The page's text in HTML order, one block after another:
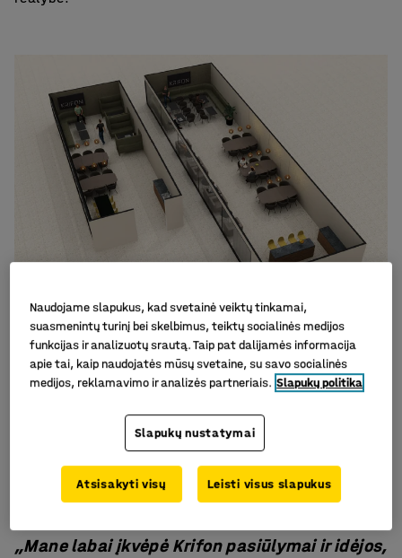
Po sėkmingo įžanginio susitikimo projekto konsultantė
Anniken Sørli parengė 3D baldų pasiūlymą, kad Krifon
darbuotojai galėtų susidaryti vaizdą, kaip gali atrodyti
„Mane labai įkvėpė Krifon pasiūlymai ir idėjos,
Naudojame slapukus, kad svetainė veiktų tinkamai,
suasmenintų turinį bei skelbimus, teiktų socialinės medijos
funkcijas ir analizuotų srautą. Taip pat dalijamės informacija
apie tai, kaip naudojatės mūsų svetaine, su savo socialinės
medijos, reklamavimo ir analizės partneriais. Slapukų politika
Slapukų nustatymai
Atsisakyti visų Leisti visus slapukus